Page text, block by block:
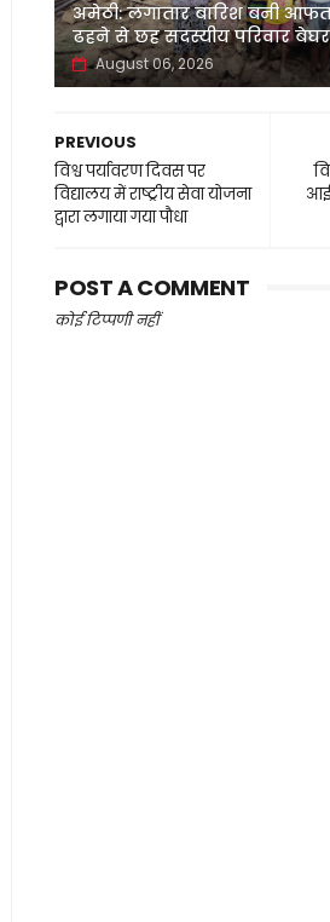
अमेठी: लगातार बारिश बनी
ढहने से छह सदस्यीय परिवार बेघर
August 06, 2026
PREVIOUS
विश्व पर्यावरण दिवस पर
विद्यालय में राष्ट्रीय सेवा योजना
द्वारा लगाया गया पौधा
POST A COMMENT
कोई टिप्पणी नहीं